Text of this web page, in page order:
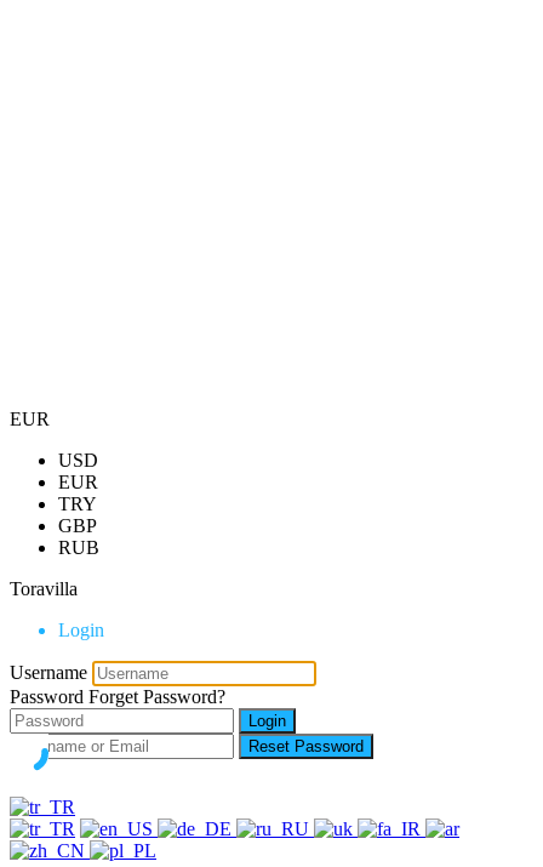
EUR
USD
EUR
TRY
GBP
RUB
Toravilla
Login
Username
Password Forget Password?
Login
Reset Password